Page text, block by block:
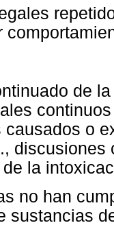
de
causados o
la
no han
sustancias